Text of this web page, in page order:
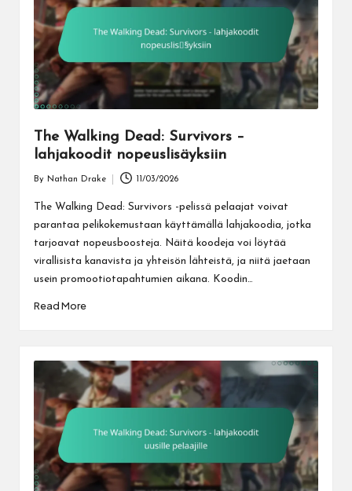
The Walking Dead: Survivors –
lahjakoodit nopeuslisäyksiin
by
By Nathan Drake 11/03/2026
The Walking Dead: Survivors -pelissä pelaajat voivat
parantaa pelikokemustaan käyttämällä lahjakoodia, jotka
tarjoavat nopeusboosteja. Näitä koodeja voi löytää
virallisista kanavista ja yhteisön lähteistä, ja niitä jaetaan
usein promootiotapahtumien aikana. Koodin…
Read More